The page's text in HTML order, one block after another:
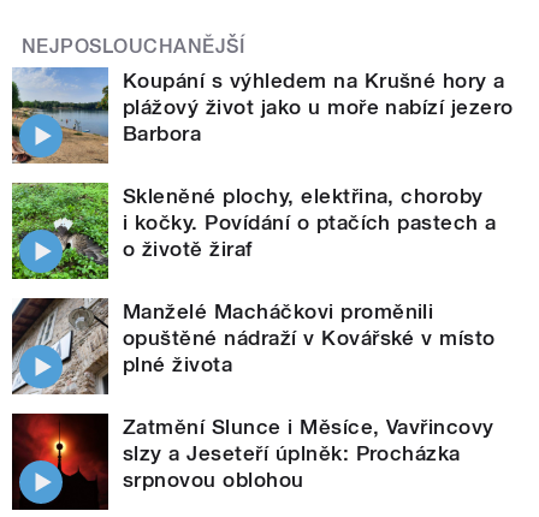
NEJPOSLOUCHANĚJŠÍ
Koupání s výhledem na Krušné hory a
plážový život jako u moře nabízí jezero
Barbora
Skleněné plochy, elektřina, choroby
i kočky. Povídání o ptačích pastech a
o životě žiraf
Manželé Macháčkovi proměnili
opuštěné nádraží v Kovářské v místo
plné života
Zatmění Slunce i Měsíce, Vavřincovy
slzy a Jeseteří úplněk: Procházka
srpnovou oblohou